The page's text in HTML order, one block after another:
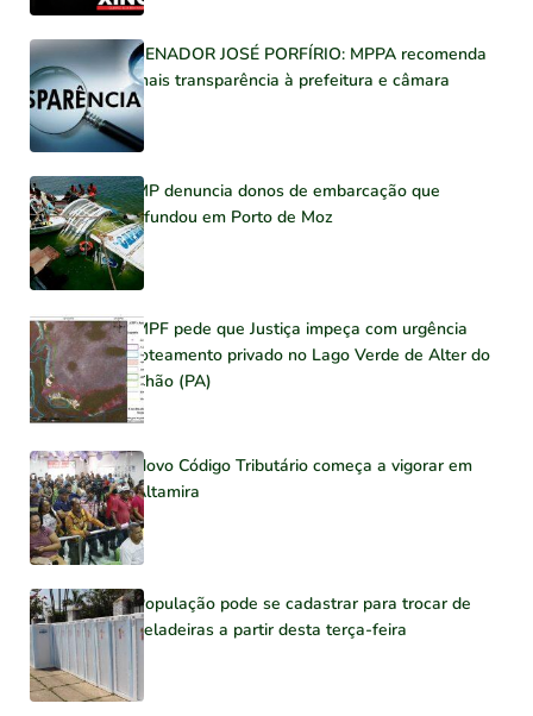
SENADOR JOSÉ PORFÍRIO: MPPA recomenda
mais transparência à prefeitura e câmara
MP denuncia donos de embarcação que
afundou em Porto de Moz
MPF pede que Justiça impeça com urgência
loteamento privado no Lago Verde de Alter do
Chão (PA)
Novo Código Tributário começa a vigorar em
Altamira
População pode se cadastrar para trocar de
geladeiras a partir desta terça-feira